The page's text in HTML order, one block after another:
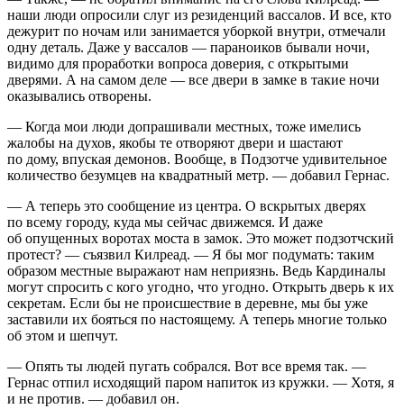
наши люди опросили слуг из резиденций вассалов. И все, кто
дежурит по ночам или занимается уборкой внутри, отмечали
одну деталь. Даже у вассалов — параноиков бывали ночи,
видимо для проработки вопроса доверия, с открытыми
дверями. А на самом деле — все двери в замке в такие ночи
оказывались отворены.
— Когда мои люди допрашивали местных, тоже имелись
жалобы на духов, якобы те отворяют двери и шастают
по дому, впуская демонов. Вообще, в Подзотче удивительное
количество безумцев на квадратный метр. — добавил Гернас.
— А теперь это сообщение из центра. О вскрытых дверях
по всему городу, куда мы сейчас движемся. И даже
об опущенных воротах моста в замок. Это может подзотчский
протест? — съязвил Килреад. — Я бы мог подумать: таким
образом местные выражают нам неприязнь. Ведь Кардиналы
могут спросить с кого угодно, что угодно. Открыть дверь к их
секретам. Если бы не происшествие в деревне, мы бы уже
заставили их бояться по настоящему. А теперь многие только
об этом и шепчут.
— Опять ты людей пугать собрался. Вот все время так. —
Гернас отпил исходящий паром напиток из кружки. — Хотя, я
и не против. — добавил он.